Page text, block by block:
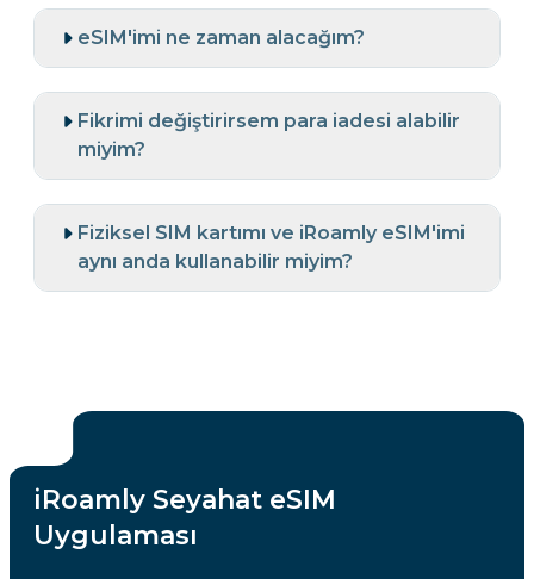
eSIM'imi ne zaman alacağım?
Fikrimi değiştirirsem para iadesi alabilir
miyim?
Fiziksel SIM kartımı ve iRoamly eSIM'imi
aynı anda kullanabilir miyim?
iRoamly Seyahat eSIM
Uygulaması